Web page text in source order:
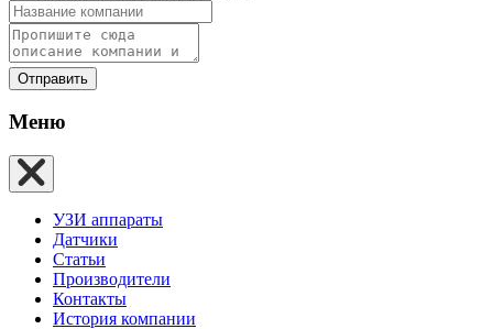
Отправить
Меню
УЗИ аппараты
Датчики
Статьи
Производители
Контакты
История компании